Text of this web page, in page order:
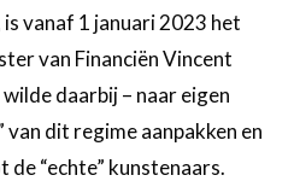
vanaf 1 januari 2023 het
van Financiën Vincent
daarbij – naar eigen
van dit regime aanpakken en
“echte” kunstenaars.